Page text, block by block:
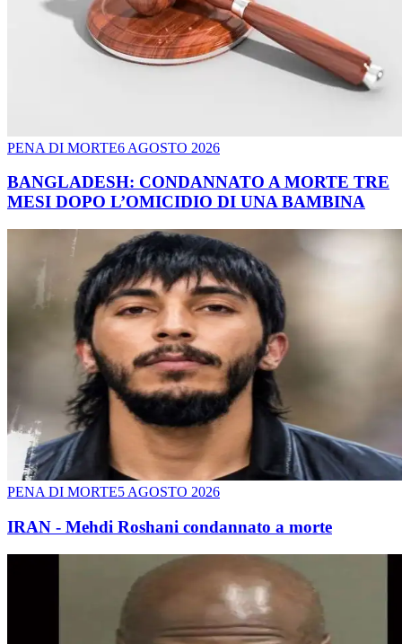
PENA DI MORTE6 AGOSTO 2026
BANGLADESH: CONDANNATO A MORTE TRE
MESI DOPO L’OMICIDIO DI UNA BAMBINA
PENA DI MORTE5 AGOSTO 2026
IRAN - Mehdi Roshani condannato a morte